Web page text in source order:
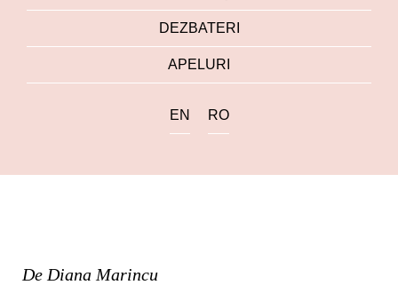
DEZBATERI
APELURI
EN RO
De Diana Marincu